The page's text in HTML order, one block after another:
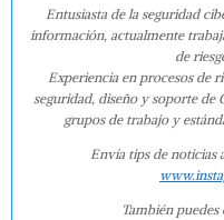
Entusiasta de la seguridad
información, actualmente
de
Experiencia en procesos de
seguridad, diseño y soporte de
grupos de trabajo y
Envía tips de noticias
También